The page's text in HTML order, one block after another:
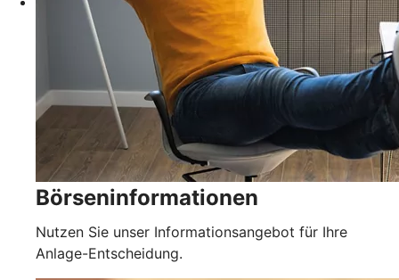
Börseninformationen
Nutzen Sie unser Informationsangebot für Ihre
Anlage-Entscheidung.